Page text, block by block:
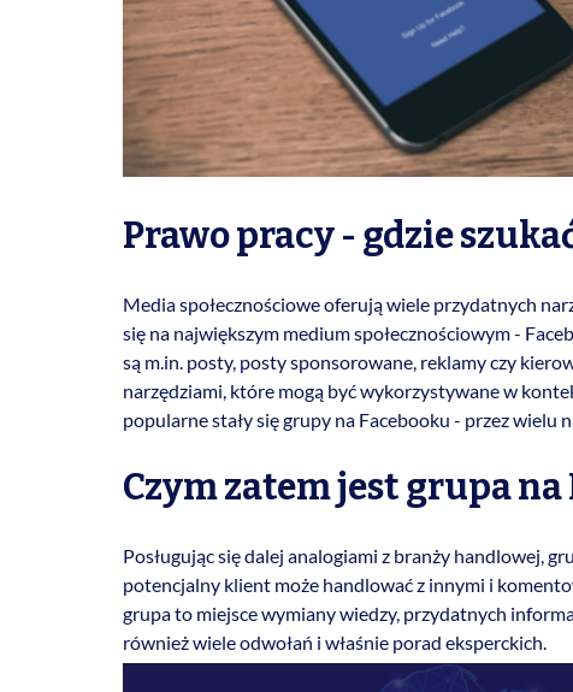
Prawo pracy - gdzie
Media społecznościowe oferują wiele przydatnych
się na największym medium społecznościowym -
są m.in. posty, posty sponsorowane, reklamy czy
narzędziami, które mogą być wykorzystywane w
popularne stały się grupy na Facebooku - przez wielu
Czym zatem jest grupa na
Posługując się dalej analogiami z branży handlowej,
potencjalny klient może handlować z innymi i
grupa to miejsce wymiany wiedzy, przydatnych
również wiele odwołań i właśnie porad eksperckich.